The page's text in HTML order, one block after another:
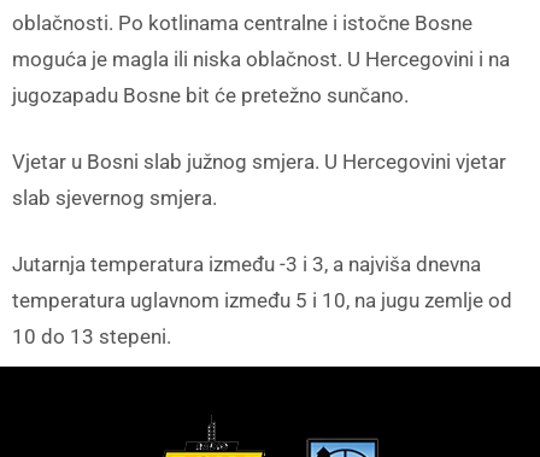
oblačnosti. Po kotlinama centralne i istočne Bosne
moguća je magla ili niska oblačnost. U Hercegovini i na
jugozapadu Bosne bit će pretežno sunčano.
Vjetar u Bosni slab južnog smjera. U Hercegovini vjetar
slab sjevernog smjera.
Jutarnja temperatura između -3 i 3, a najviša dnevna
temperatura uglavnom između 5 i 10, na jugu zemlje od
10 do 13 stepeni.